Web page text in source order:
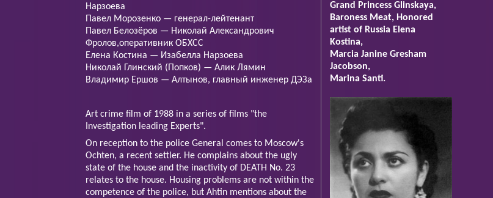
Нарзоева
Павел Морозенко — генерал-лейтенант
Павел Белозёров — Николай Александрович
Фролов,оперативник ОБХСС
Елена Костина — Изабелла Нарзоева
Николай Глинский (Попков) — Алик Лямин
Владимир Ершов — Алтынов, главный инженер ДЭЗа
Art crime film of 1988 in a series of films "the
Investigation leading Experts".
On reception to the police General comes to Moscow's
Ochten, a recent settler. He complains about the ugly
state of the house and the inactivity of DEATH No. 23
relates to the house. Housing problems are not within the
competence of the police, but Ahtin mentions about the
Grand Princess Glinskaya,
Baroness Meat, Honored
artist of Russia Elena
Kostina,
Marcia Janine Gresham
Jacobson,
Marina Santi.